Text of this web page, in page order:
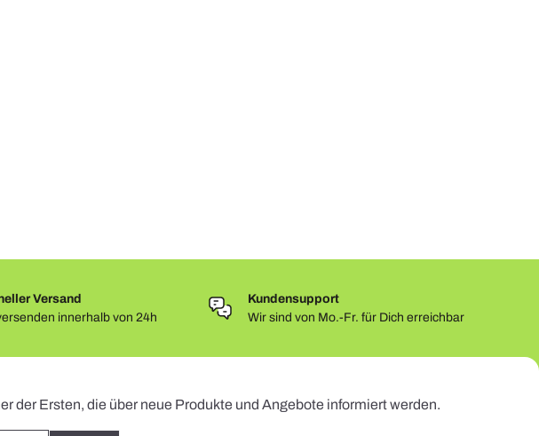
Versand
innerhalb von 24h
Kundensupport
Wir sind von Mo.-Fr. für Dich erreichbar
der Ersten, die über neue Produkte und Angebote informiert werden.